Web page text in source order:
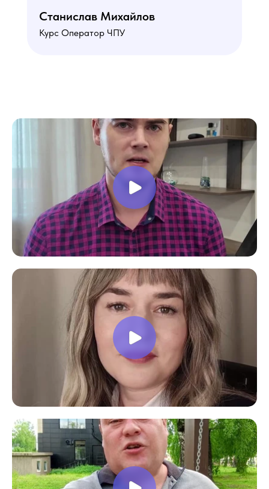
и программированию - это как раз то,
чего мне не хватало. Преподаватели
доволен, в работе всё пригодилось!
Станислав Михайлов
Курс Оператор ЧПУ